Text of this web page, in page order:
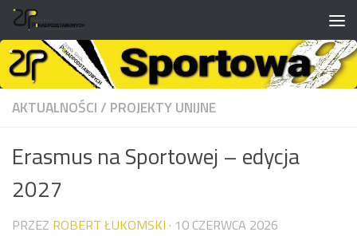
treści
Przejdź do treści
AKTUALNOŚCI / PROJEKTY UNIJNE
Erasmus na Sportowej – edycja
2027
PRZEZ ROBERT ŁUKOMSKI · 10 CZERWCA 2026